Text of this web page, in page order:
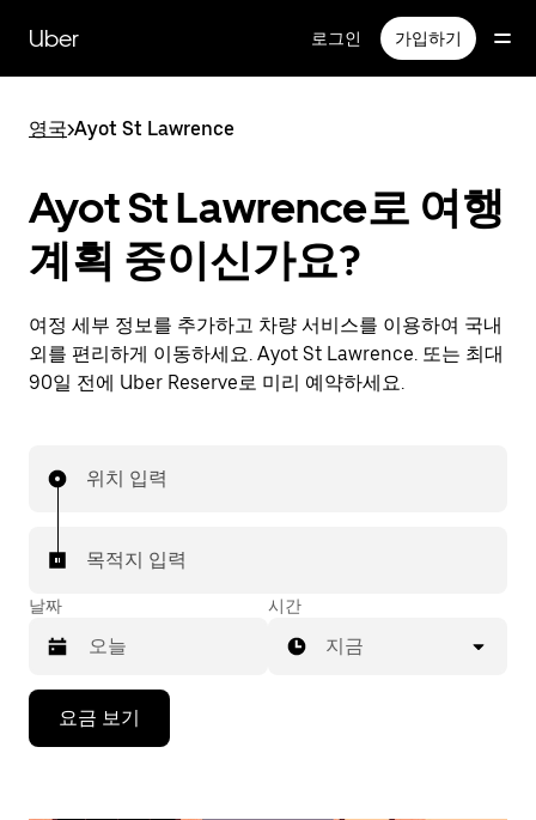
Uber 로그인 가입하기
영국>Ayot St Lawrence
Ayot St Lawrence로 여행
계획 중이신가요?
여정 세부 정보를 추가하고 차량 서비스를 이용하여 국내
외를 편리하게 이동하세요. Ayot St Lawrence. 또는 최대
90일 전에 Uber Reserve로 미리 예약하세요.
위치 입력
목적지 입력
날짜 시간
지금
요금 보기